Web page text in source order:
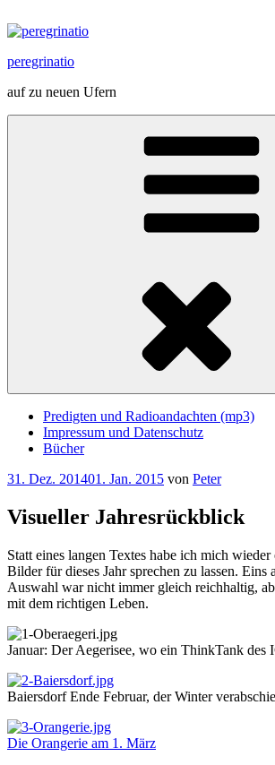
Inhalt
peregrinatio
auf zu neuen Ufern
Predigten und Radioandachten (mp3)
Impressum und Datenschutz
Bücher
Veröffentlicht
31. Dez. 201401. Jan. 2015 von Peter
Visueller Jahresrückblick
Statt eines langen Textes habe ich mich
Bilder für dieses Jahr sprechen zu lassen. Eins
Auswahl war nicht immer gleich reichhaltig,
mit dem richtigen Leben.
Januar: Der Aegerisee, wo ein ThinkTank des
Baiersdorf Ende Februar, der Winter
Die Orangerie am 1. März